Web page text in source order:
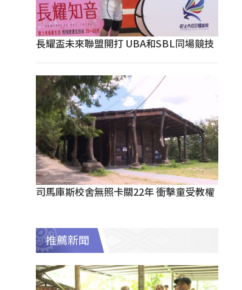
長耀盃未來聯盟開打 UBA和SBL同場競技
司馬庫斯校舍無照卡關22年 衝擊童受教權
推薦新聞